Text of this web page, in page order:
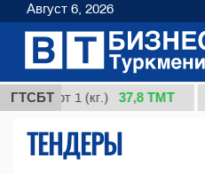
ГТСБТ
сорт 1 (кг.) 37,8 ТМТ
ТЕНДЕРЫ
Август 6, 2026